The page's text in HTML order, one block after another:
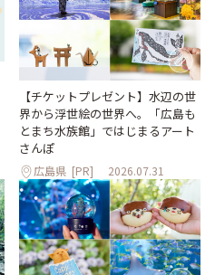
【チケットプレゼント】水辺の世
界から浮世絵の世界へ。「広島も
とまち水族館」ではじまるアート
さんぽ
広島県 [PR] 2026.07.31